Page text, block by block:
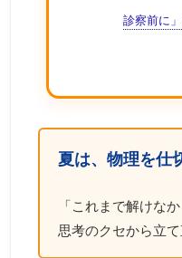
診察前に
夏は、物理を仕
「これまで解けな
思考のクセから立て